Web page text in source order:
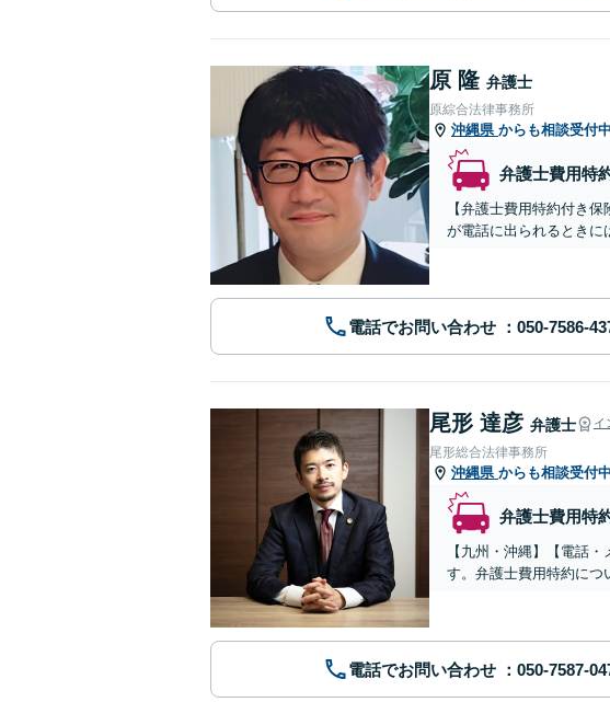
原 隆 弁護士
原綜合法律事務所
沖縄県 からも相談受付中
弁護士費用特
【弁護士費用特約付き
が電話に出られるときに
電話でお問い合わせ
尾形 達彦 弁護士 イ
尾形総合法律事務所
沖縄県 からも相談受付中
弁護士費用特
【九州・沖縄】【電話
す。弁護士費用特約につ
電話でお問い合わせ